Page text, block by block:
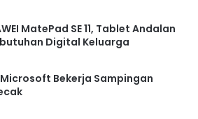
MatePad SE 11, Tablet Andalan
Digital Keluarga
Bekerja Sampingan